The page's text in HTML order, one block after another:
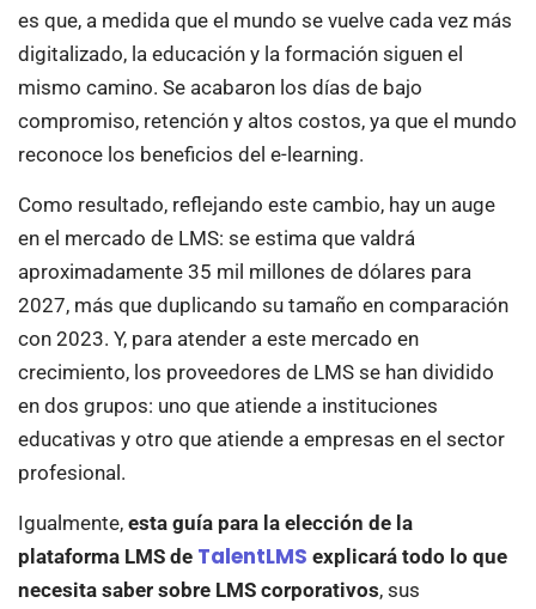
es que, a medida que el mundo se vuelve cada vez más
digitalizado, la educación y la formación siguen el
mismo camino. Se acabaron los días de bajo
compromiso, retención y altos costos, ya que el mundo
reconoce los beneficios del e-learning.
Como resultado, reflejando este cambio, hay un auge
en el mercado de LMS: se estima que valdrá
aproximadamente 35 mil millones de dólares para
2027, más que duplicando su tamaño en comparación
con 2023. Y, para atender a este mercado en
crecimiento, los proveedores de LMS se han dividido
en dos grupos: uno que atiende a instituciones
educativas y otro que atiende a empresas en el sector
profesional.
Igualmente, esta guía para la elección de la
plataforma LMS de TalentLMS explicará todo lo que
necesita saber sobre LMS corporativos, sus